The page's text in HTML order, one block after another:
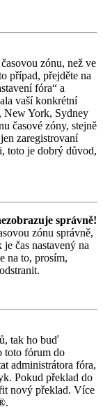
zónu, než ve
případ, přejděte na
fóra“ a
vaší konkrétní
New York, Sydney
časové zóny, stejně
zaregistrovaní
toto je dobrý důvod,
správně!
zónu správně,
je čas nastavený na
na to, prosím,
tak ho buď
toto fórum do
administrátora fóra,
Pokud překlad do
nový překlad. Více